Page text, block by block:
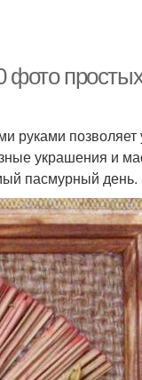
позволяет
украшения и
пасмурный день.